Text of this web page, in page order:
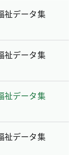
祉データ集
祉データ集
祉データ集
祉データ集